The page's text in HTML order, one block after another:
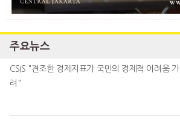
주요뉴스
CSIS "견조한 경제지표가 국민의 경제적 어려움 가
려"